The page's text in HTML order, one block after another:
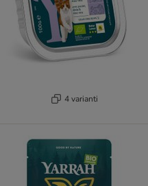
4 varianti